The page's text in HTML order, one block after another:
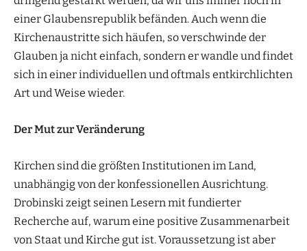
einer Glaubensrepublik befänden. Auch wenn die
Kirchenaustritte sich häufen, so verschwinde der
Glauben ja nicht einfach, sondern er wandle und findet
sich in einer individuellen und oftmals entkirchlichten
Art und Weise wieder.
Der Mut zur Veränderung
Kirchen sind die größten Institutionen im Land,
unabhängig von der konfessionellen Ausrichtung.
Drobinski zeigt seinen Lesern mit fundierter
Recherche auf, warum eine positive Zusammenarbeit
von Staat und Kirche gut ist. Voraussetzung ist aber